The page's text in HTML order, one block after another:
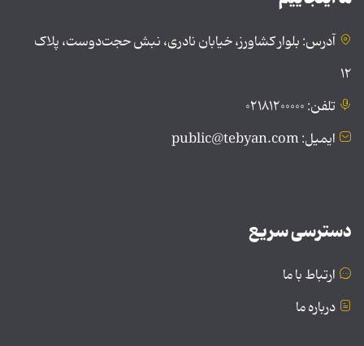
آدرس: بلوار کشاورز، خیابان نادری، نبش حجت‌دوست، پلاک
۱۲
تلفن: ۰۲۱۸۱۲۰۰۰۰۰
ایمیل: public@tebyan.com
دسترسی سریع
ارتباط با ما
درباره ما